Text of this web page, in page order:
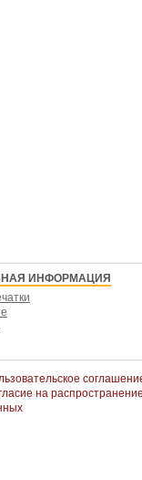
ИНФОРМАЦИЯ
на